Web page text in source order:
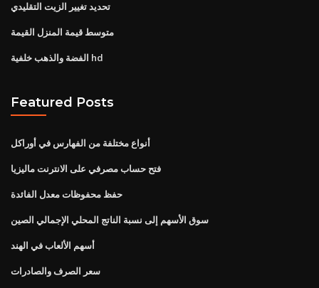
تحديد تغيير الزيت التقليدي
متوسط ​​قيمة المنزل القيمة
الفضة والذهب خلفية hd
Featured Posts
أنواع مختلفة من الفهارس في أوراكل
فتح حساب مصرفي على الانترنت ماليزيا
حفظ محفوظات معدل الفائدة
سوق الأسهم إلى نسبة الناتج المحلي الإجمالي الصين
أسهم الألعاب في الهند
سعر الصرف والصادرات